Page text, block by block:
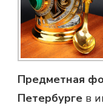
Предметная
Петербурге в